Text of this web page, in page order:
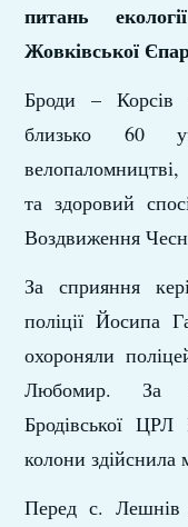
питань
Жовківської
Броди –
близько 60
та здоровий
Воздвиження
За сприяння
поліції Йосипа
охороняли
Любомир. За
Бродівської
колони здійснила
Перед с. Лешнів